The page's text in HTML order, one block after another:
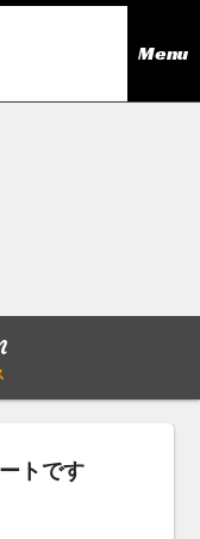
Menu
Company outline
トです